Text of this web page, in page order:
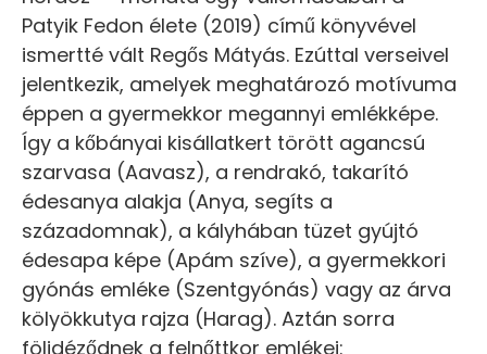
Patyik Fedon élete (2019) című könyvével
ismertté vált Regős Mátyás. Ezúttal verseivel
jelentkezik, amelyek meghatározó motívuma
éppen a gyermekkor megannyi emlékképe.
Így a kőbányai kisállatkert törött agancsú
szarvasa (Aavasz), a rendrakó, takarító
édesanya alakja (Anya, segíts a
századomnak), a kályhában tüzet gyújtó
édesapa képe (Apám szíve), a gyermekkori
gyónás emléke (Szentgyónás) vagy az árva
kölyökkutya rajza (Harag). Aztán sorra
fölidéződnek a felnőttkor emlékei: